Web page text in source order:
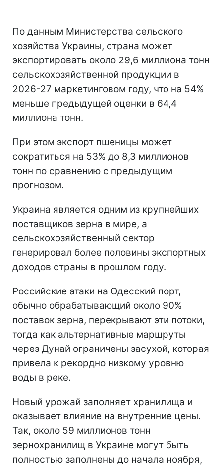
По данным Министерства сельского
хозяйства Украины, страна может
экспортировать около 29,6 миллиона тонн
сельскохозяйственной продукции в
2026-27 маркетинговом году, что на 54%
меньше предыдущей оценки в 64,4
миллиона тонн.
При этом экспорт пшеницы может
сократиться на 53% до 8,3 миллионов
тонн по сравнению с предыдущим
прогнозом.
Украина является одним из крупнейших
поставщиков зерна в мире, а
сельскохозяйственный сектор
генерировал более половины экспортных
доходов страны в прошлом году.
Российские атаки на Одесский порт,
обычно обрабатывающий около 90%
поставок зерна, перекрывают эти потоки,
тогда как альтернативные маршруты
через Дунай ограничены засухой, которая
привела к рекордно низкому уровню
воды в реке.
Новый урожай заполняет хранилища и
оказывает влияние на внутренние цены.
Так, около 59 миллионов тонн
зернохранилищ в Украине могут быть
полностью заполнены до начала ноября,